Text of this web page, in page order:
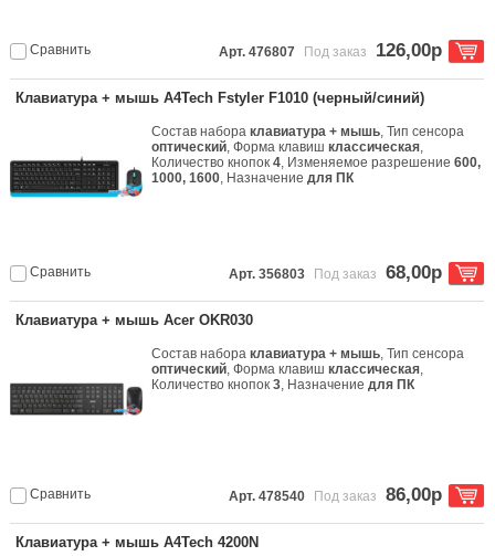
Сравнить Арт. 476807 Под заказ 126,00р
Клавиатура + мышь A4Tech Fstyler F1010 (черный/синий)
Состав набораклавиатура + мышь, Тип сенсора
оптический, Форма клавишклассическая,
Количество кнопок4, Изменяемое разрешение600,
1000, 1600, Назначениедля ПК
Сравнить Арт. 356803 Под заказ 68,00р
Клавиатура + мышь Acer OKR030
Состав набораклавиатура + мышь, Тип сенсора
оптический, Форма клавишклассическая,
Количество кнопок3, Назначениедля ПК
Сравнить Арт. 478540 Под заказ 86,00р
Клавиатура + мышь A4Tech 4200N